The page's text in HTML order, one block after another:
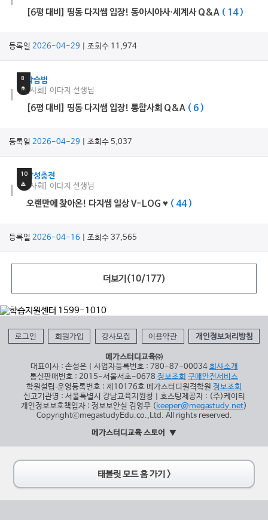
[6평 대비] 띵동 다지쌤 입장! 동아시아사·세계사 Q&A ( 14 )
등록일 2026-04-29 | 조회수 11,974
8
초
학습법
[사회] 이다지 선생님
[6평 대비] 띵동 다지쌤 입장! 통합사회 Q&A ( 6 )
등록일 2026-04-29 | 조회수 5,037
10
초
감성충전
[사회] 이다지 선생님
오랜만에 찾아온! 다지쌤 일상 V-LOG ♥ ( 44 )
등록일 2026-04-16 | 조회수 37,565
더보기(10/177)
로그인 회원가입 강사모집 이용약관 개인정보처리방침
메가스터디교육㈜
대표이사 : 손성은 | 사업자등록번호 : 780-87-00034 회사소개
통신판매번호 : 2015-서울서초-0678 정보조회 구매안전서비스
학원설립∙운영등록번호 : 제10176호 메가스터디원격학원 정보조회
신고기관명 : 서울특별시 강남교육지원청 | 호스팅제공자 : (주)케이티
개인정보보호책임자 : 정보보안실 김영무 ( keeper@megastudy.net)
CopyrightⓒmegastudyEdu.co.,Ltd. All rights reserved.
메가스터디교육 스토어
태블릿 모드 홈 가기 >